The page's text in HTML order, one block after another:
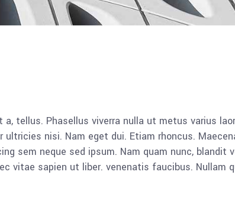
tellus. Phasellus viverra nulla ut metus varius
ultricies nisi. Nam eget dui. Etiam rhoncus.
sem neque sed ipsum. Nam quam nunc, blandit
vitae sapien ut liber. venenatis faucibus. Nullam